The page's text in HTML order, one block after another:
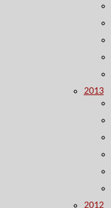
2013
2012